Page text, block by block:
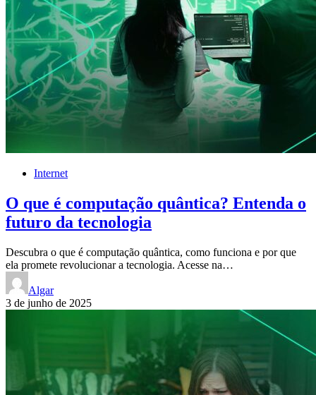
Internet
O que é computação quântica? Entenda o
futuro da tecnologia
Descubra o que é computação quântica, como funciona e por que
ela promete revolucionar a tecnologia. Acesse na…
Algar
3 de junho de 2025